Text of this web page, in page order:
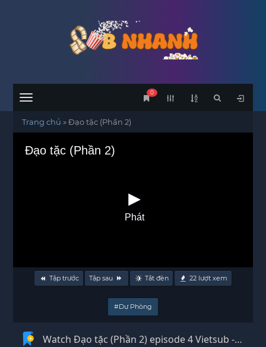
Menu
0
Trang chủ »Đạo tặc (Phần 2)
Đạo tặc (Phần 2)
Phát
Tập trước Tập sau Tắt đèn 22 lượt xem
#Dự Phòng
Watch Đạo tặc (Phần 2) episode 4 Vietsub -